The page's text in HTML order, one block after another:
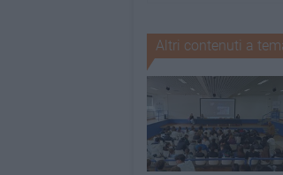
Altri contenuti a